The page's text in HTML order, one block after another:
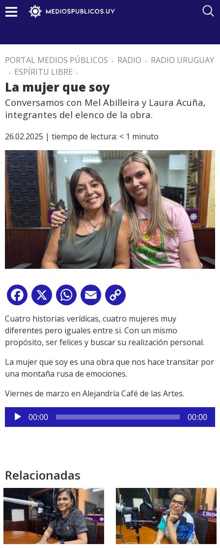
PORTAL MEDIOS PÚBLICOS . RADIO . RADIO URUGUAY
. ESPÍRITU LIBRE .
La mujer que soy
Conversamos con Mel Abilleira y Laura Acuña,
integrantes del elenco de la obra.
26.02.2025 | tiempo de lectura: < 1 minuto
Facebook
X WhatsApp
Email
Link
Cuatro historias verídicas, cuatro mujeres muy
diferentes pero iguales entre si. Con un mismo
propósito, ser felices y buscar su realización personal.
La mujer que soy es una obra que nos hace transitar por
una montaña rusa de emociones.
Viernes de marzo en Alejandría Café de las Artes.
Reproductor
de
00:00 00:00
Relacionadas